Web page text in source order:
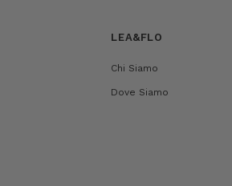
LEA&FLO
Chi Siamo
Dove Siamo